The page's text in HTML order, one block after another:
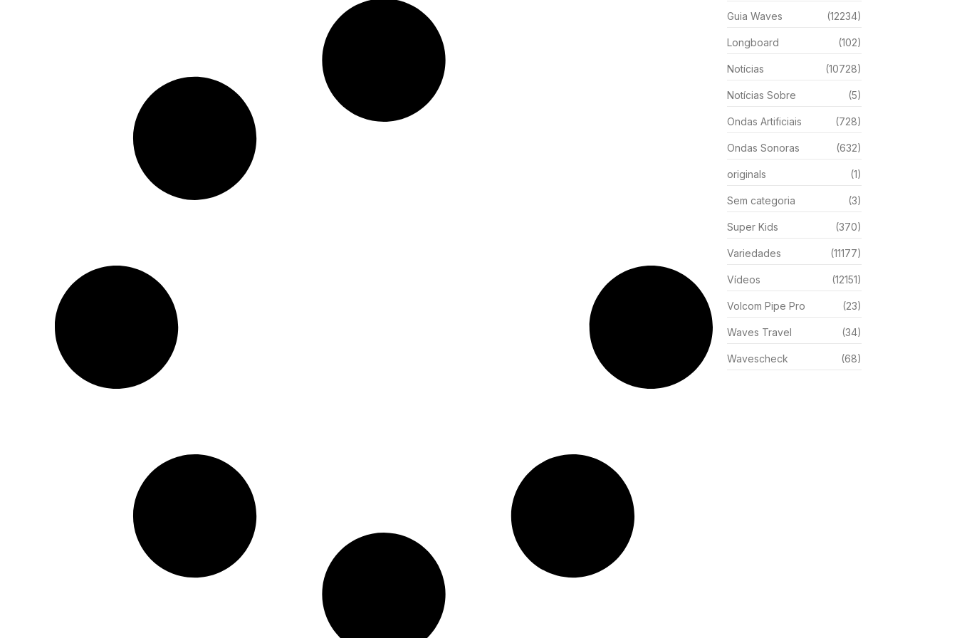
Guia Waves (12234)
Longboard (102)
Notícias (10728)
Notícias Sobre (5)
Ondas Artificiais (728)
Ondas Sonoras (632)
originals (1)
Sem categoria (3)
Super Kids (370)
Variedades (11177)
Vídeos (12151)
Volcom Pipe Pro (23)
Waves Travel (34)
Wavescheck (68)